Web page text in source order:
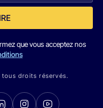
que vous acceptez nos
droits réservés.